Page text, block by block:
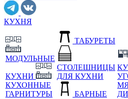
КУХНЯ
МОДУЛЬНЫЕ
КУХНИ
КУХОННЫЕ
ГАРНИТУРЫ
ТАБУРЕТЫ
СТОЛЕШНИЦЫ
ДЛЯ КУХНИ
БАРНЫЕ